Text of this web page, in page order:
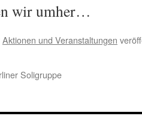
wir umher…
Aktionen und Veranstaltungen
Soligruppe